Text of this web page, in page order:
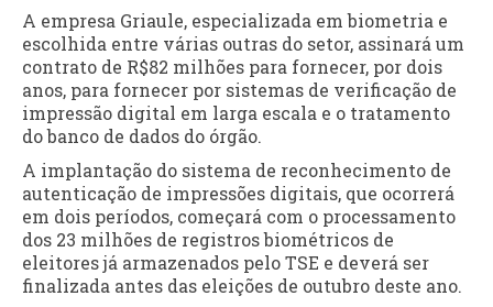
A empresa Griaule, especializada em biometria e
escolhida entre várias outras do setor, assinará um
contrato de R$82 milhões para fornecer, por dois
anos, para fornecer por sistemas de verificação de
impressão digital em larga escala e o tratamento
do banco de dados do órgão.
A implantação do sistema de reconhecimento de
autenticação de impressões digitais, que ocorrerá
em dois períodos, começará com o processamento
dos 23 milhões de registros biométricos de
eleitores já armazenados pelo TSE e deverá ser
finalizada antes das eleições de outubro deste ano.